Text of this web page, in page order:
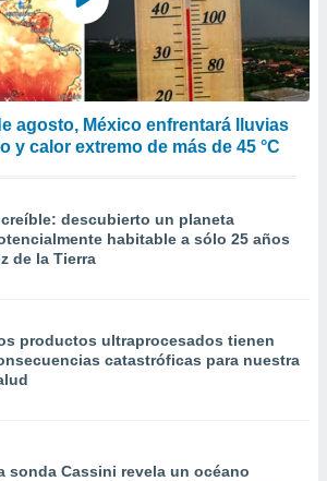
agosto, México enfrentará lluvias
y calor extremo de más de 45 °C
descubierto un planeta
habitable a sólo 25 años
de la Tierra
productos ultraprocesados ​​tienen
catastróficas para nuestra
sonda Cassini revela un océano